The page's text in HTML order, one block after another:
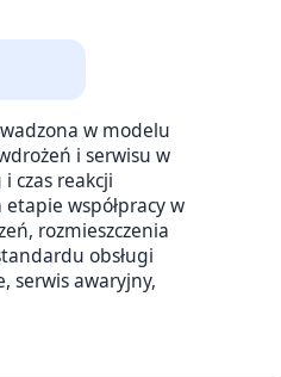
w modelu
i serwisu w
czas reakcji
współpracy w
rozmieszczenia
obsługi
serwis awaryjny,